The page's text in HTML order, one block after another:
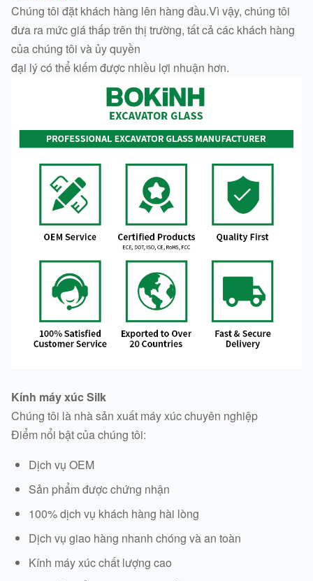
Chúng tôi đặt khách hàng lên hàng đầu.Vì vậy, chúng tôi
đưa ra mức giá thấp trên thị trường, tất cả các khách hàng
của chúng tôi và ủy quyền
đại lý có thể kiếm được nhiều lợi nhuận hơn.
Kính máy xúc Silk
Chúng tôi là nhà sản xuất máy xúc chuyên nghiệp
Điểm nổi bật của chúng tôi:
Dịch vụ OEM
Sản phẩm được chứng nhận
100% dịch vụ khách hàng hài lòng
Dịch vụ giao hàng nhanh chóng và an toàn
Kính máy xúc chất lượng cao